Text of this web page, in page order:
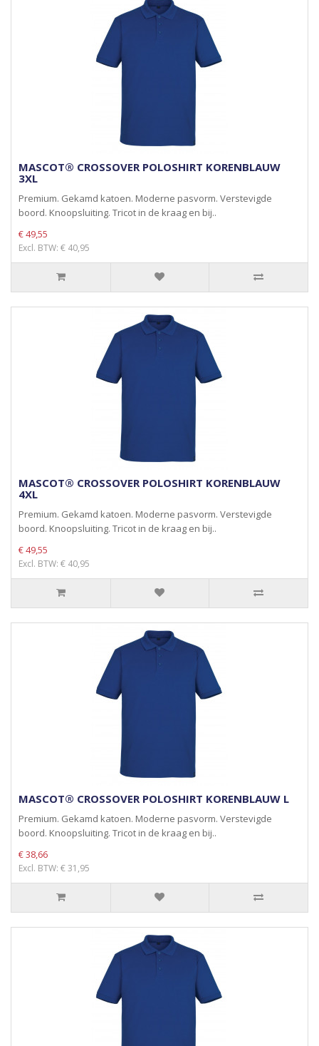
MASCOT® CROSSOVER POLOSHIRT KORENBLAUW
3XL
Premium. Gekamd katoen. Moderne pasvorm. Verstevigde
boord. Knoopsluiting. Tricot in de kraag en bij..
€ 49,55
Excl. BTW: € 40,95
MASCOT® CROSSOVER POLOSHIRT KORENBLAUW
4XL
Premium. Gekamd katoen. Moderne pasvorm. Verstevigde
boord. Knoopsluiting. Tricot in de kraag en bij..
€ 49,55
Excl. BTW: € 40,95
MASCOT® CROSSOVER POLOSHIRT KORENBLAUW L
Premium. Gekamd katoen. Moderne pasvorm. Verstevigde
boord. Knoopsluiting. Tricot in de kraag en bij..
€ 38,66
Excl. BTW: € 31,95